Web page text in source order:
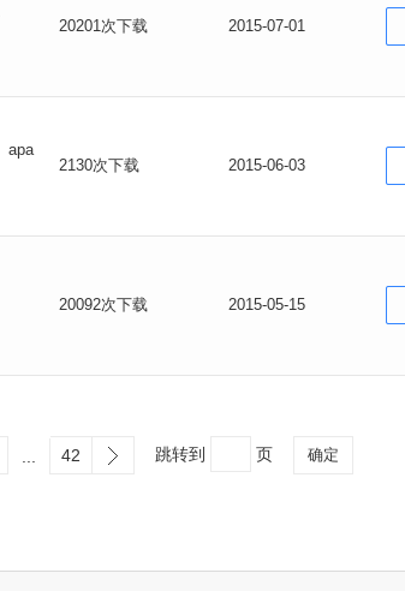
20201次下载 2015-07-01
apa
2130次下载 2015-06-03
20092次下载 2015-05-15
42 跳转到 页 确定